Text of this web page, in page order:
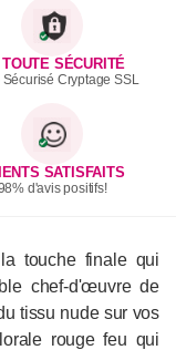
TOUTE SÉCURITÉ
Cryptage SSL
SATISFAITS
d'avis positifs!
touche finale qui
chef-d'œuvre de
tissu nude sur vos
rouge feu qui